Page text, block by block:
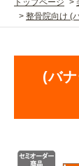
商
SEARCH
KEYWORD
USER GUIDE
トップページ
整骨院向け (
(バ